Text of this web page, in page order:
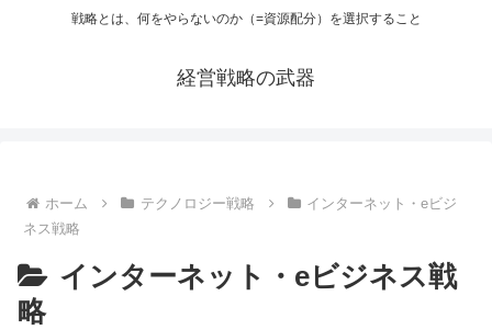
戦略とは、何をやらないのか（=資源配分）を選択すること
経営戦略の武器
ホーム テクノロジー戦略
インターネット・eビジ
ネス戦略
インターネット・eビジネス戦
略